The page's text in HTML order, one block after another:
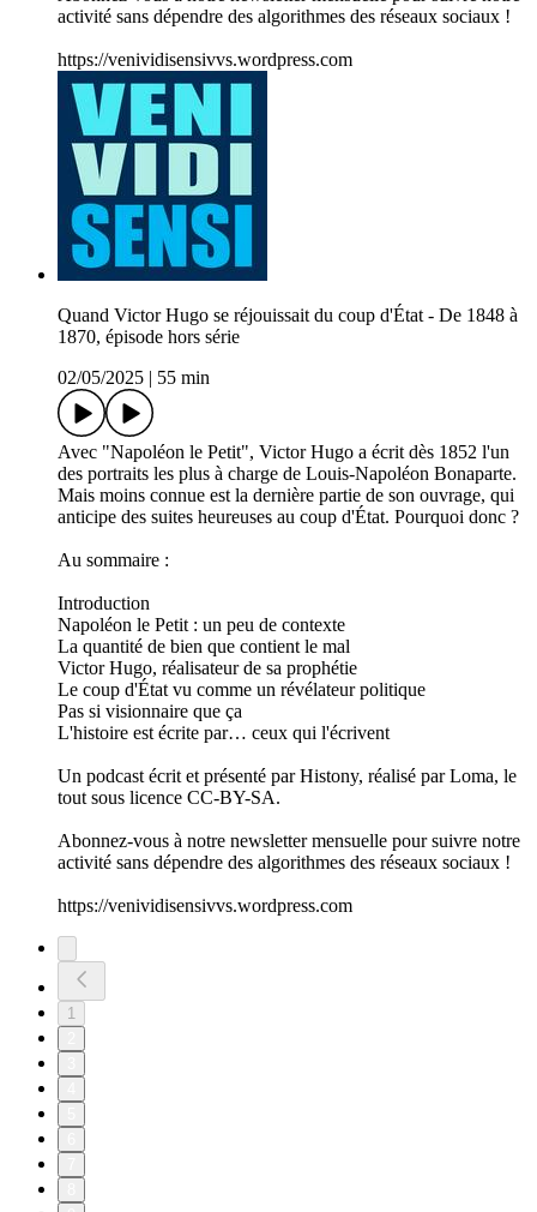
activité sans dépendre des algorithmes des réseaux sociaux !
https://venividisensivvs.wordpress.com
Quand Victor Hugo se réjouissait du coup d'État - De 1848 à
1870, épisode hors série
02/05/2025
55 min
Avec "Napoléon le Petit", Victor Hugo a écrit dès 1852 l'un
des portraits les plus à charge de Louis-Napoléon Bonaparte.
Mais moins connue est la dernière partie de son ouvrage, qui
anticipe des suites heureuses au coup d'État. Pourquoi donc ?
Au sommaire :
Introduction
Napoléon le Petit : un peu de contexte
La quantité de bien que contient le mal
Victor Hugo, réalisateur de sa prophétie
Le coup d'État vu comme un révélateur politique
Pas si visionnaire que ça
L'histoire est écrite par… ceux qui l'écrivent
Un podcast écrit et présenté par Histony, réalisé par Loma, le
tout sous licence CC-BY-SA.
Abonnez-vous à notre newsletter mensuelle pour suivre notre
activité sans dépendre des algorithmes des réseaux sociaux !
https://venividisensivvs.wordpress.com
1